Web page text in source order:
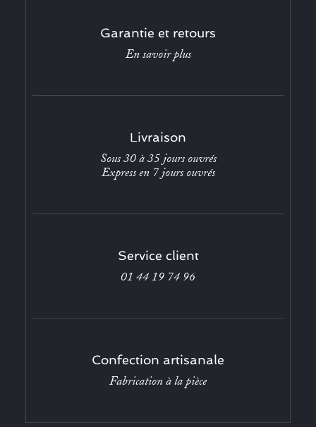
Garantie et retours
En savoir plus
Livraison
Sous 30 à 35 jours ouvrés
Express en 7 jours ouvrés
Service client
01 44 19 74 96
Confection artisanale
Fabrication à la pièce